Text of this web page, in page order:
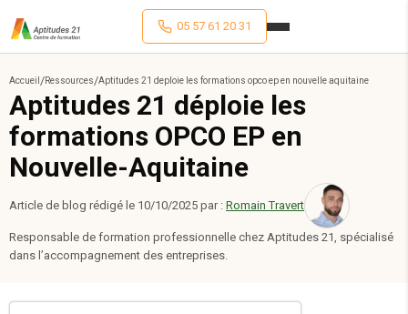
05 57 61 20 31
Accueil /Ressources/Aptitudes 21 deploie les formations opco ep en nouvelle aquitaine
Aptitudes 21 déploie les
formations OPCO EP en
Nouvelle-Aquitaine
Article de blog rédigé le 10/10/2025 par : Romain Travert
Responsable de formation professionnelle chez Aptitudes 21, spécialisé
dans l’accompagnement des entreprises.